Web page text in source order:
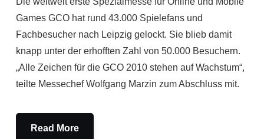
Games GCO hat rund 43.000 Spielefans und
Fachbesucher nach Leipzig gelockt. Sie blieb damit
knapp unter der erhofften Zahl von 50.000 Besuchern.
„Alle Zeichen für die GCO 2010 stehen auf Wachstum“,
teilte Messechef Wolfgang Marzin zum Abschluss mit.
Read More